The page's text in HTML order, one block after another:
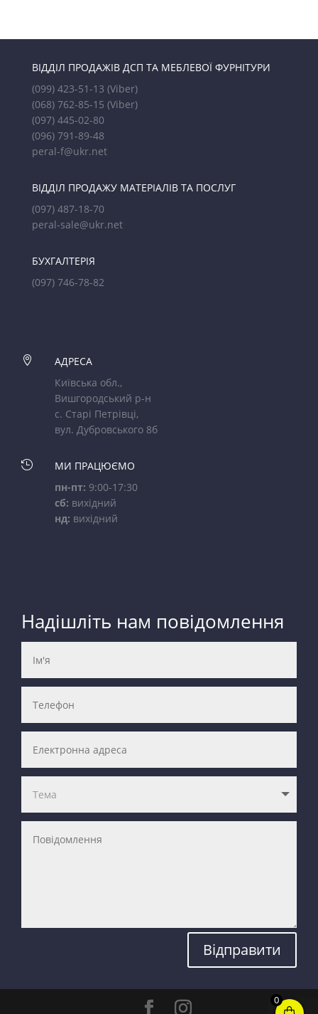
ВІДДІЛ ПРОДАЖІВ ДСП ТА МЕБЛЕВОЇ ФУРНІТУРИ
(099) 423-51-13 (Viber)
(068) 762-85-15 (Viber)
(097) 445-02-80
(096) 791-89-48
peral-f@ukr.net
ВІДДІЛ ПРОДАЖУ МАТЕРІАЛІВ ТА ПОСЛУГ
(097) 487-18-70
peral-sale@ukr.net
БУХГАЛТЕРІЯ
(097) 746-78-82

АДРЕСА
Київська обл.,
Вишгородський р-н
с. Старі Петрівці,
вул. Дубровського 8б

МИ ПРАЦЮЄМО
пн-пт: 9:00-17:30
сб: вихідний
нд: вихідний
Надішліть нам повідомлення
Відправити
0